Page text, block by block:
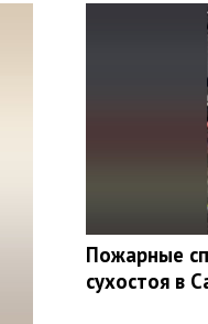
Пожарные
сухостоя в